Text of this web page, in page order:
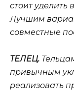
стоит уделить
Лучшим
совместные
ТЕЛЕЦ.
привычным
реализовать